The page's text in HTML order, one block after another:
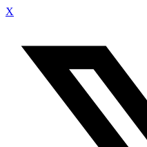
X